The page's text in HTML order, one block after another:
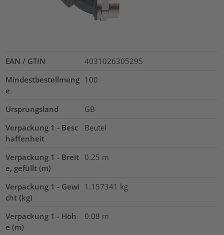
EAN / GTIN
4031026305295
Mindestbestellmeng
e
100
Ursprungsland
GB
Verpackung 1 - Besc
haffenheit
Beutel
Verpackung 1 - Breit
e, gefüllt (m)
0.25 m
Verpackung 1 - Gewi
cht (kg)
1.157341 kg
Verpackung 1 - Höh
e (m)
0.08 m